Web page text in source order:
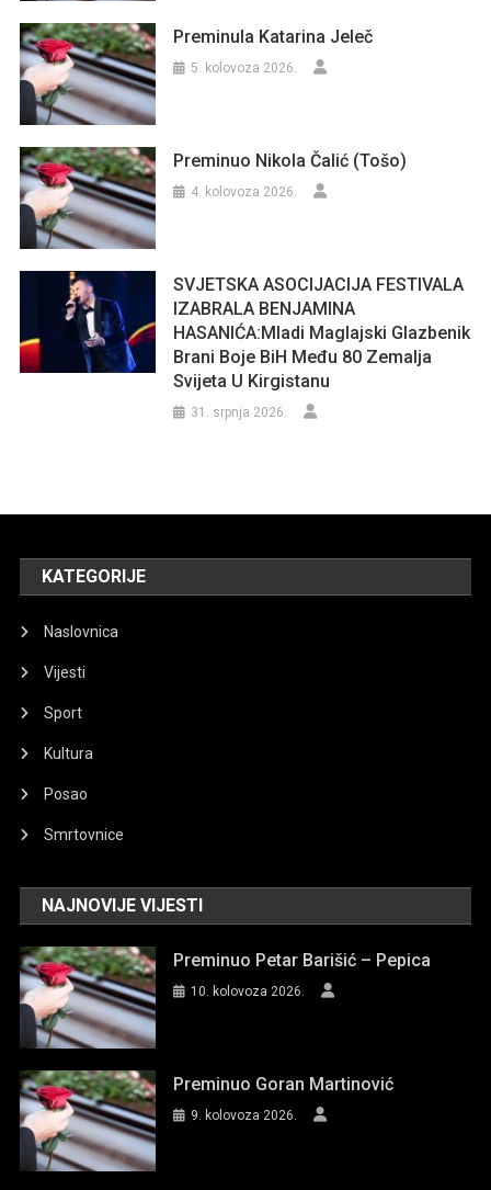
Preminula Katarina Jeleč
5. kolovoza 2026.
Preminuo Nikola Čalić (Tošo)
4. kolovoza 2026.
SVJETSKA ASOCIJACIJA FESTIVALA
IZABRALA BENJAMINA
HASANIĆA:Mladi Maglajski Glazbenik
Brani Boje BiH Među 80 Zemalja
Svijeta U Kirgistanu
31. srpnja 2026.
KATEGORIJE
Naslovnica
Vijesti
Sport
Kultura
Posao
Smrtovnice
NAJNOVIJE VIJESTI
Preminuo Petar Barišić – Pepica
10. kolovoza 2026.
Preminuo Goran Martinović
9. kolovoza 2026.